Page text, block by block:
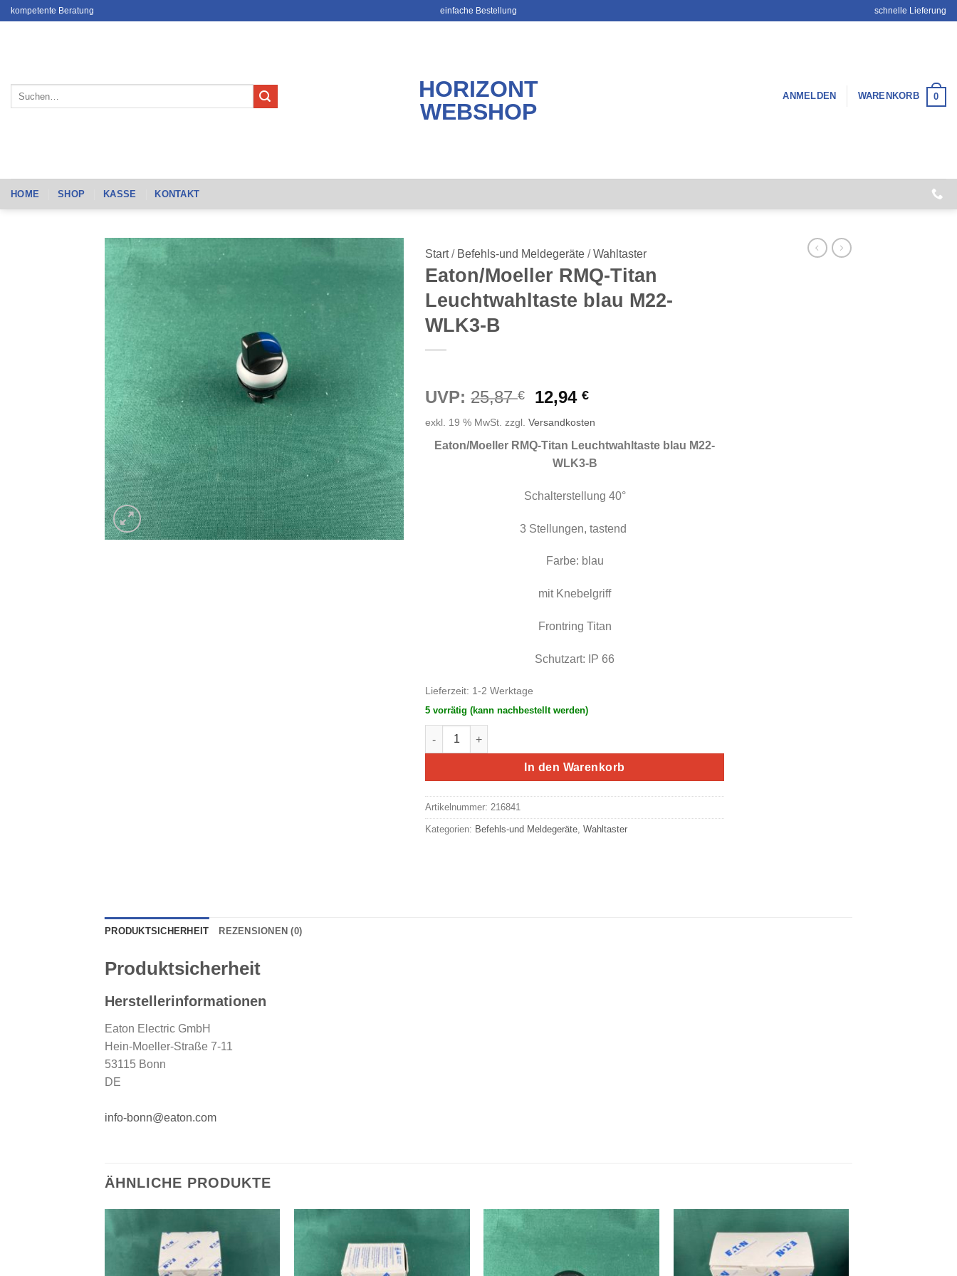
Zumkompetente Beratung einfache Bestellung schnelle Lieferung
HORIZONT
WEBSHOP
ANMELDEN WARENKORB 0
HOME SHOP KASSE KONTAKT
Start / Befehls-und Meldegeräte /Wahltaster
Eaton/Moeller RMQ-Titan
Leuchtwahltaste blau M22-
WLK3-B
UVP: 25,87€
Ursprünglicher
war:
25,87 €
12,94€Aktueller
ist:
12,94 €.
exkl. 19 % MwSt. zzgl. Versandkosten
Eaton/Moeller RMQ-Titan Leuchtwahltaste blau M22-
WLK3-B
Schalterstellung 40°
3 Stellungen, tastend
Farbe: blau
mit Knebelgriff
Frontring Titan
Schutzart: IP 66
Lieferzeit: 1-2 Werktage
5 vorrätig (kann nachbestellt werden)
Eaton/Moeller RMQ-Titan Leuchtwahltaste blau M22-WLK3-B Menge
In den Warenkorb
Artikelnummer: 216841
Kategorien: Befehls-und Meldegeräte, Wahltaster
PRODUKTSICHERHEIT REZENSIONEN (0)
Produktsicherheit
Herstellerinformationen
Eaton Electric GmbH
Hein-Moeller-Straße 7-11
53115 Bonn
DE
info-bonn@eaton.com
ÄHNLICHE PRODUKTE